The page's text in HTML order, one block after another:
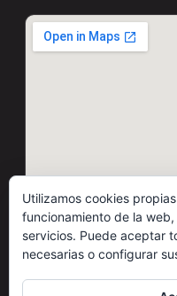
Utilizamos cookies
funcionamiento de la
servicios. Puede aceptar
necesarias o configurar